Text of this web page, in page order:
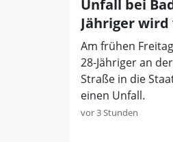
Unfall bei
Jähriger
Am frühen
28-Jähriger an
Straße in die
einen Unfall.
vor 3 Stunden